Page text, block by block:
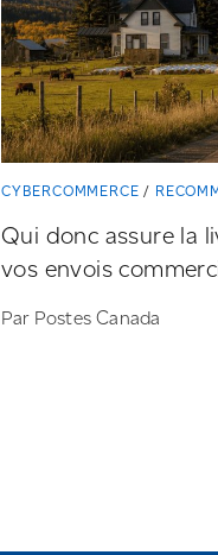
CYBERCOMMERCE
Qui donc assure la
vos envois
Par Postes Canada